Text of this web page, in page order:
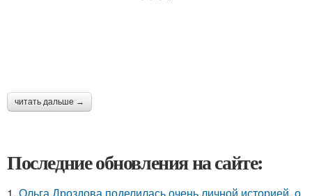
читать дальше →
Последние обновления на сайте: